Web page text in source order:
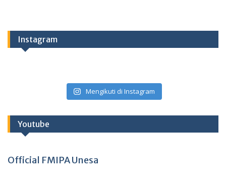
Instagram
Mengikuti di Instagram
Youtube
Official FMIPA Unesa